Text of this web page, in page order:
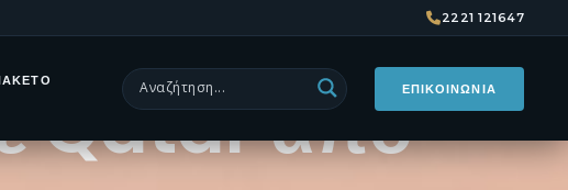
2221 121647
ΕΠΙΚΟΙΝΩΝΙΑ
10 ημέρες
Qatar από